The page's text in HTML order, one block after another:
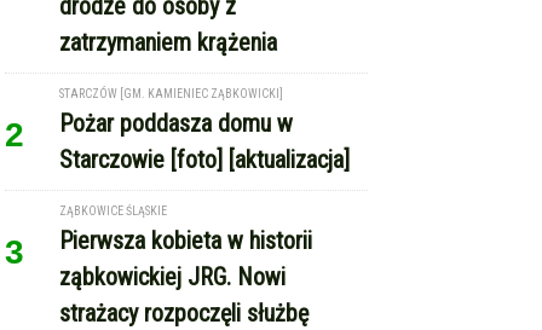
drodze do osoby z
zatrzymaniem krążenia
2
STARCZÓW [GM. KAMIENIEC ZĄBKOWICKI]
Pożar poddasza domu w
Starczowie [foto] [aktualizacja]
3
ZĄBKOWICE ŚLĄSKIE
Pierwsza kobieta w historii
ząbkowickiej JRG. Nowi
strażacy rozpoczęli służbę